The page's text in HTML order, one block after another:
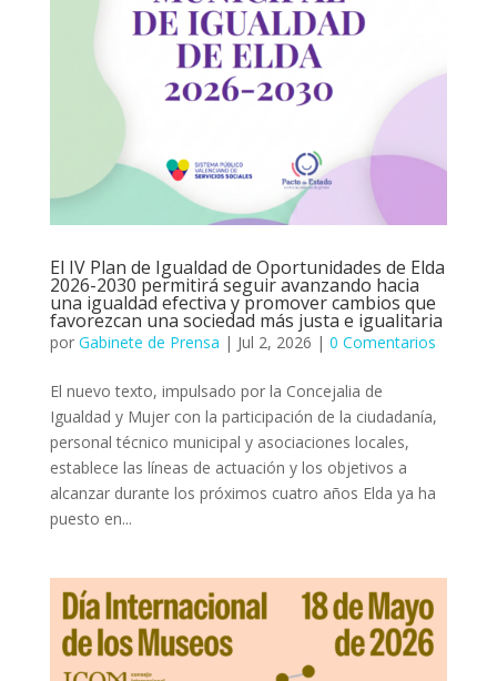
El IV Plan de Igualdad de Oportunidades de Elda
2026-2030 permitirá seguir avanzando hacia
una igualdad efectiva y promover cambios que
favorezcan una sociedad más justa e igualitaria
por Gabinete de Prensa | Jul 2, 2026 | 0 Comentarios
El nuevo texto, impulsado por la Concejalia de
Igualdad y Mujer con la participación de la ciudadanía,
personal técnico municipal y asociaciones locales,
establece las líneas de actuación y los objetivos a
alcanzar durante los próximos cuatro años Elda ya ha
puesto en...